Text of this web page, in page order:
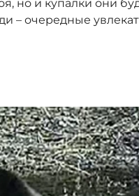
но и купалки они
– очередные